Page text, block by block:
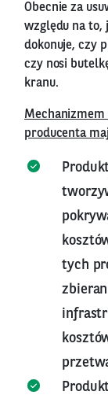
Obecnie za
względu na to,
dokonuje, czy
czy nosi
kranu.
Mechanizmem
producenta
tych